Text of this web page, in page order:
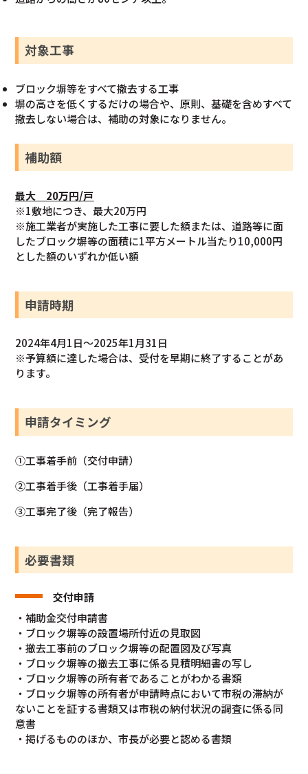
対象工事
ブロック塀等をすべて撤去する工事
塀の高さを低くするだけの場合や、原則、基礎を含めすべて
撤去しない場合は、補助の対象になりません。
補助額
最大 20万円/戸
※1敷地につき、最大20万円
※施工業者が実施した工事に要した額または、道路等に面
したブロック塀等の面積に1平方メートル当たり10,000円
とした額のいずれか低い額
申請時期
2024年4月1日～2025年1月31日
※予算額に達した場合は、受付を早期に終了することがあ
ります。
申請タイミング
①工事着手前（交付申請）
②工事着手後（工事着手届）
③工事完了後（完了報告）
必要書類
交付申請
・補助金交付申請書
・ブロック塀等の設置場所付近の見取図
・撤去工事前のブロック塀等の配置図及び写真
・ブロック塀等の撤去工事に係る見積明細書の写し
・ブロック塀等の所有者であることがわかる書類
・ブロック塀等の所有者が申請時点において市税の滞納が
ないことを証する書類又は市税の納付状況の調査に係る同
意書
・掲げるもののほか、市長が必要と認める書類